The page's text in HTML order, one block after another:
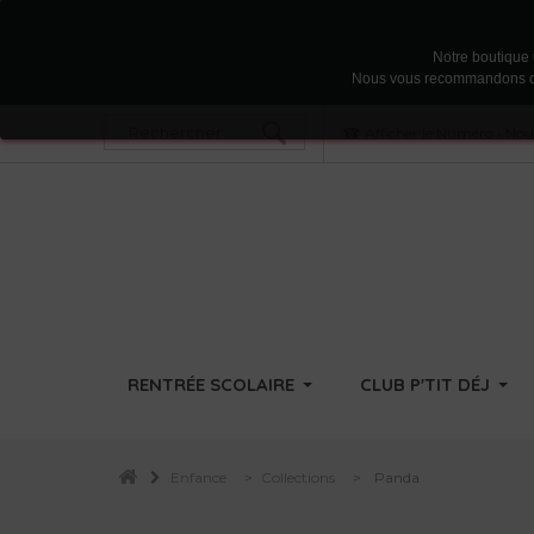
Notre
Nous vous recommandons
RENTRÉE SCOLAIRE CLUB P'TIT DÉJ
Enfance Collections Panda